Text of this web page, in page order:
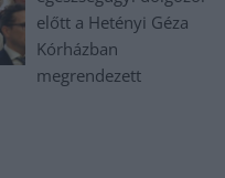
előtt a Hetényi Géza
Kórházban
megrendezett